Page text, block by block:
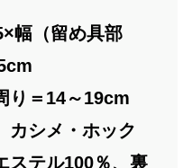
幅（留め具部
り＝14～19cm
カシメ・ホック
ステル100％、裏